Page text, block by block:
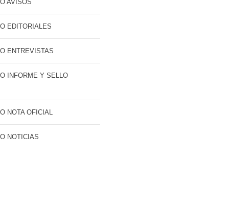
AVISOS
EDITORIALES
ENTREVISTAS
INFORME Y SELLO
NOTA OFICIAL
NOTICIAS